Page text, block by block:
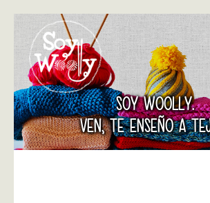
SOY WOOLLY.
VEN, TE ENSEÑO A